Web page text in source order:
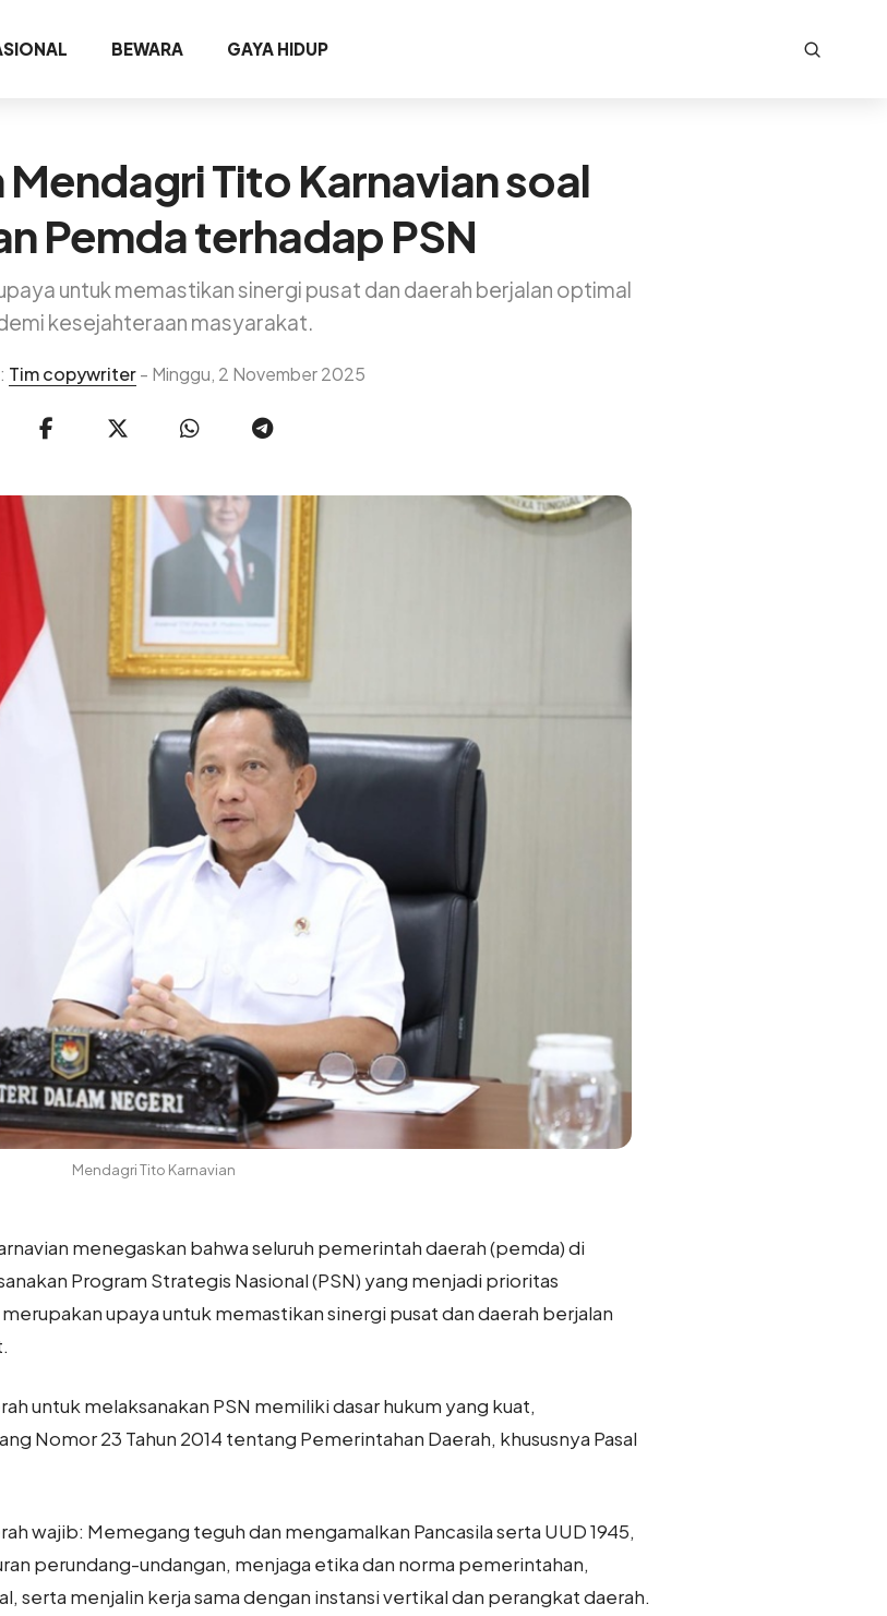
BEWARA GAYA HIDUP
Mendagri Tito Karnavian soal
Pemda terhadap PSN
untuk memastikan sinergi pusat dan daerah berjalan optimal
kesejahteraan masyarakat.
Tim copywriter- Minggu, 2 November 2025
Mendagri Tito Karnavian
menegaskan bahwa seluruh pemerintah daerah (pemda) di
Program Strategis Nasional (PSN) yang menjadi prioritas
upaya untuk memastikan sinergi pusat dan daerah berjalan
untuk melaksanakan PSN memiliki dasar hukum yang kuat,
Nomor 23 Tahun 2014 tentang Pemerintahan Daerah, khususnya Pasal
wajib: Memegang teguh dan mengamalkan Pancasila serta UUD 1945,
perundang-undangan, menjaga etika dan norma pemerintahan,
serta menjalin kerja sama dengan instansi vertikal dan perangkat daerah.